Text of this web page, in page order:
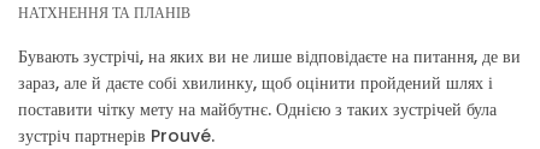
НАТХНЕННЯ ТА ПЛАНІВ
Бувають зустрічі, на яких ви не лише відповідаєте на питання, де ви
зараз, але й даєте собі хвилинку, щоб оцінити пройдений шлях і
поставити чітку мету на майбутнє. Однією з таких зустрічей була
зустріч партнерів Prouvé.